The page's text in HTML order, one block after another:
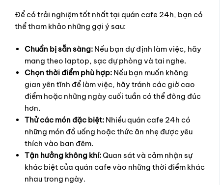
Để có trải nghiệm tốt nhất tại quán cafe 24h, bạn có
thể tham khảo những gợi ý sau:
Chuẩn bị sẵn sàng: Nếu bạn dự định làm việc, hãy
mang theo laptop, sạc dự phòng và tai nghe.
Chọn thời điểm phù hợp: Nếu bạn muốn không
gian yên tĩnh để làm việc, hãy tránh các giờ cao
điểm hoặc những ngày cuối tuần có thể đông đúc
hơn.
Thử các món đặc biệt: Nhiều quán cafe 24h có
những món đồ uống hoặc thức ăn nhẹ được yêu
thích vào ban đêm.
Tận hưởng không khí:Quan sát và cảm nhận sự
khác biệt của quán cafe vào những thời điểm khác
nhau trong ngày.